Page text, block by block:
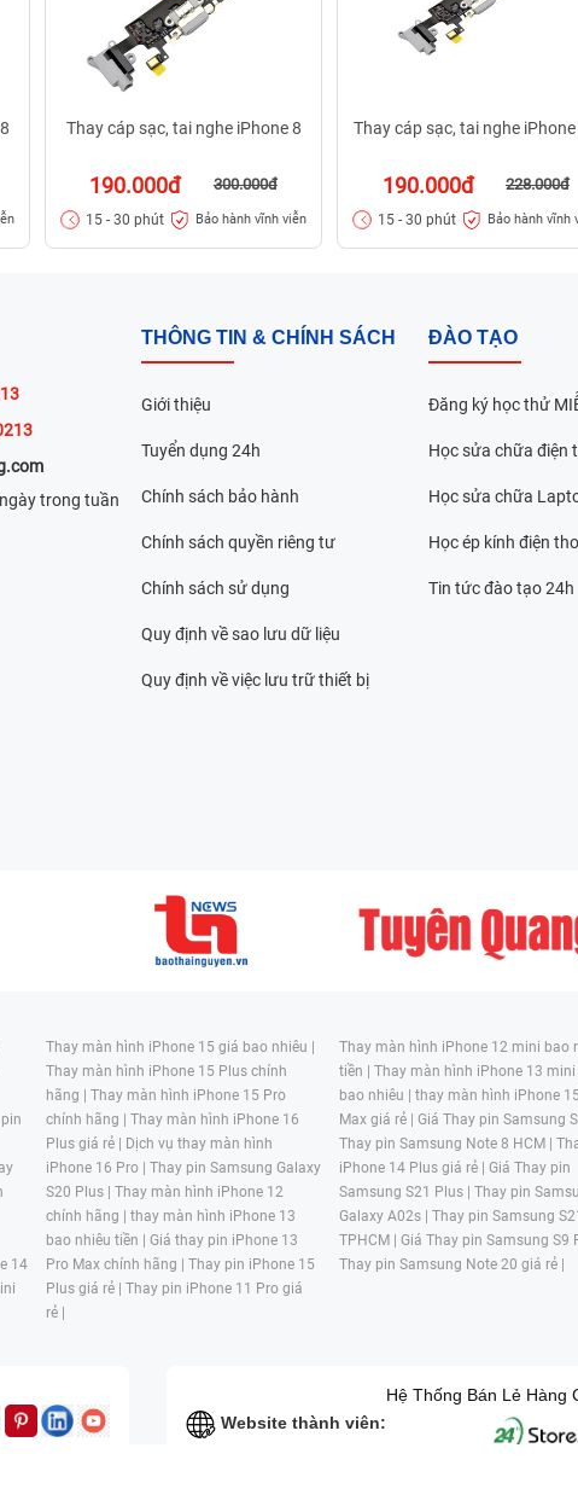
Thay cáp sạc, tai nghe iPhone 8
190.000đ 300.000đ
15 - 30 phút Bảo hành vĩnh viễn
Thay cáp sạc, tai nghe iPhone
190.000đ 228.000đ
15 - 30 phút Bảo hành vĩnh
trong tuần
THÔNG TIN & CHÍNH SÁCH
Giới thiệu
Tuyển dụng 24h
Chính sách bảo hành
Chính sách quyền riêng tư
Chính sách sử dụng
Quy định về sao lưu dữ liệu
Quy định về việc lưu trữ thiết bị
ĐÀO TẠO
Đăng ký học thử
Học sửa chữa điện
Học sửa chữa
Học ép kính điện
Tin tức đào tạo 24h
14
Thay màn hình iPhone 15 giá bao nhiêu |
Thay màn hình iPhone 15 Plus chính
hãng | Thay màn hình iPhone 15 Pro
chính hãng | Thay màn hình iPhone 16
Plus giá rẻ | Dịch vụ thay màn hình
iPhone 16 Pro | Thay pin Samsung Galaxy
S20 Plus | Thay màn hình iPhone 12
chính hãng | thay màn hình iPhone 13
bao nhiêu tiền | Giá thay pin iPhone 13
Pro Max chính hãng | Thay pin iPhone 15
Plus giá rẻ | Thay pin iPhone 11 Pro giá
rẻ |
Thay màn hình iPhone 12 mini bao
tiền | Thay màn hình iPhone 13 mini
bao nhiêu | thay màn hình iPhone
Max giá rẻ | Giá Thay pin Samsung
Thay pin Samsung Note 8 HCM |
iPhone 14 Plus giá rẻ | Giá Thay pin
Samsung S21 Plus | Thay pin
Galaxy A02s | Thay pin Samsung
TPHCM | Giá Thay pin Samsung S9
Thay pin Samsung Note 20 giá rẻ |
Website thành viên:
Hệ Thống Bán Lẻ Hàng